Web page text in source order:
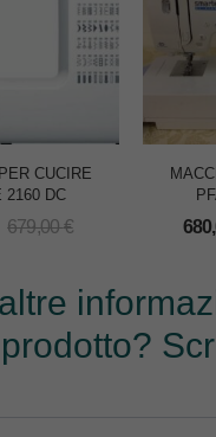
CUCIRE
2160 DC
679,00€